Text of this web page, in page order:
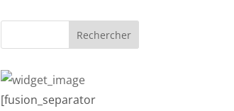
[fusion_separator